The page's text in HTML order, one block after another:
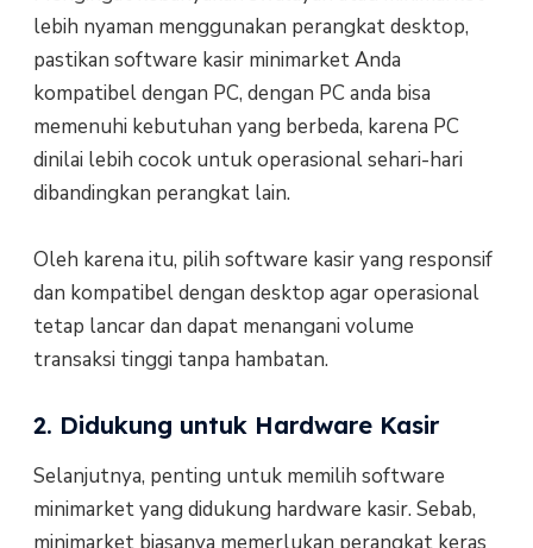
lebih nyaman menggunakan perangkat desktop,
pastikan software kasir minimarket Anda
kompatibel dengan PC, dengan PC anda bisa
memenuhi kebutuhan yang berbeda, karena PC
dinilai lebih cocok untuk operasional sehari-hari
dibandingkan perangkat lain.
Oleh karena itu, pilih software kasir yang responsif
dan kompatibel dengan desktop agar operasional
tetap lancar dan dapat menangani volume
transaksi tinggi tanpa hambatan.
2. Didukung untuk Hardware Kasir
Selanjutnya, penting untuk memilih software
minimarket yang didukung hardware kasir. Sebab,
minimarket biasanya memerlukan perangkat keras